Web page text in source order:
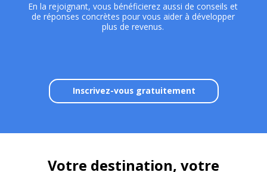
En la rejoignant, vous bénéficierez aussi de conseils et
de réponses concrètes pour vous aider à développer
plus de revenus.
Inscrivez-vous gratuitement
Votre destination, votre